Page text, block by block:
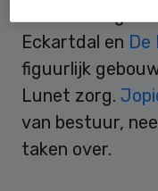
Eckartdal en De
figuurlijk
Lunet zorg.
van bestuur,
taken over.